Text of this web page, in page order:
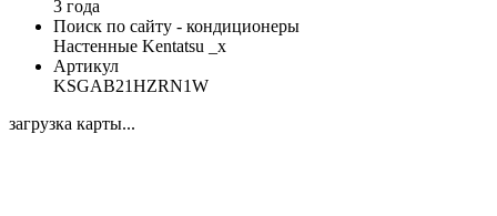
3 года
Поиск по сайту - кондиционеры
Настенные Kentatsu _x
Артикул
KSGAB21HZRN1W
загрузка карты...